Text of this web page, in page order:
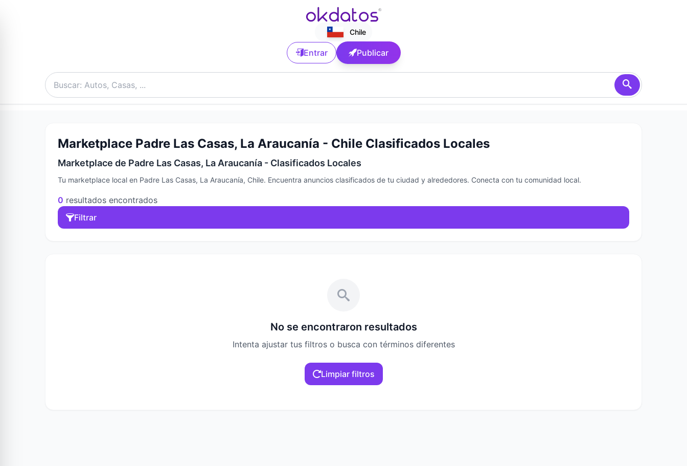
Chile
Entrar Publicar
Marketplace Padre Las Casas, La Araucanía - Chile Clasificados Locales
Marketplace de Padre Las Casas, La Araucanía - Clasificados Locales
Tu marketplace local en Padre Las Casas, La Araucanía, Chile. Encuentra anuncios clasificados de tu ciudad y alrededores. Conecta con tu comunidad local.
0 resultados encontrados
Filtrar
No se encontraron resultados
Intenta ajustar tus filtros o busca con términos diferentes
Limpiar filtros